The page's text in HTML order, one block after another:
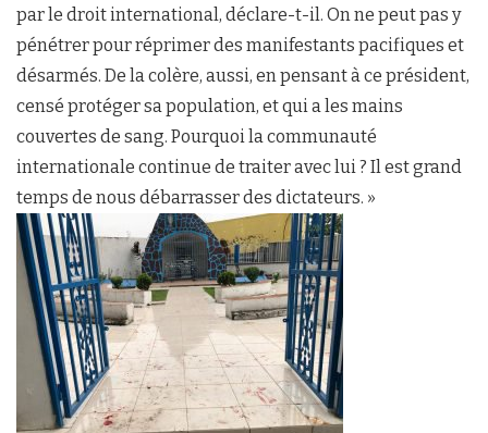
par le droit international, déclare-t-il. On ne peut pas y
pénétrer pour réprimer des manifestants pacifiques et
désarmés. De la colère, aussi, en pensant à ce président,
censé protéger sa population, et qui a les mains
couvertes de sang. Pourquoi la communauté
internationale continue de traiter avec lui ? Il est grand
temps de nous débarrasser des dictateurs. »